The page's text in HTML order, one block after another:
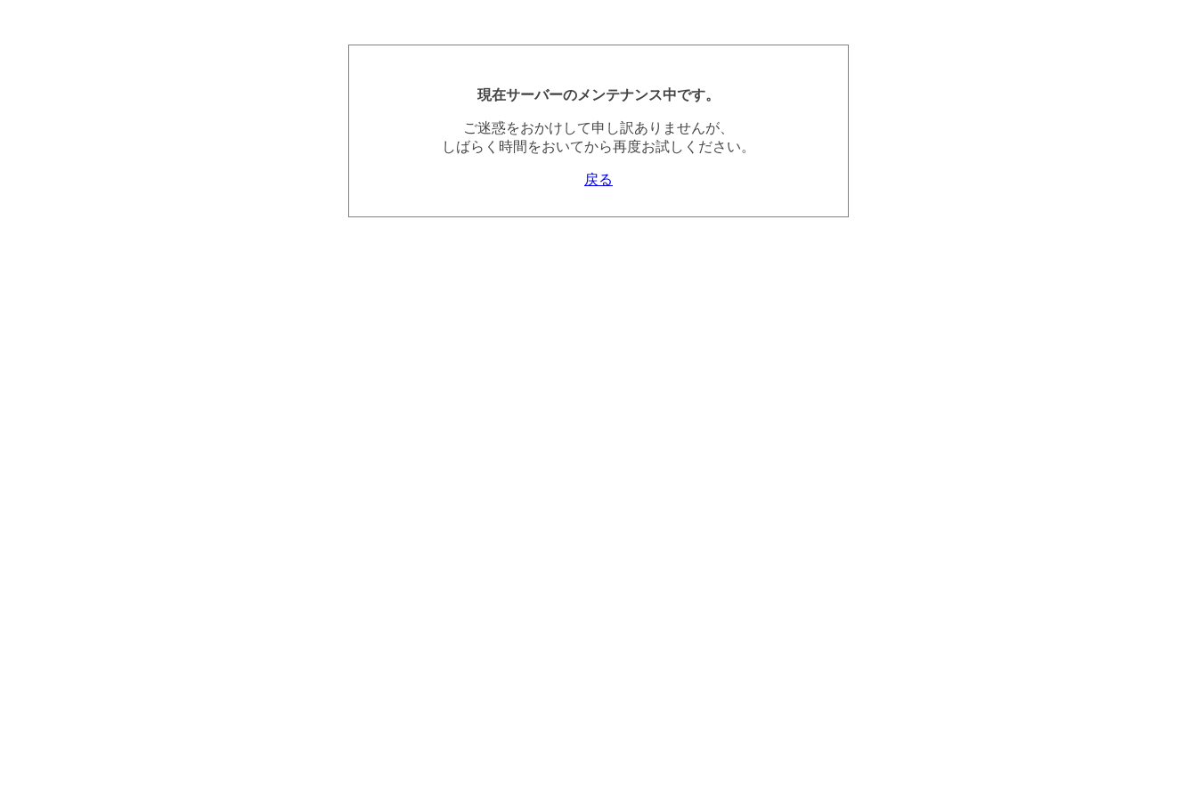
現在サーバーのメンテナンス中です。
ご迷惑をおかけして申し訳ありませんが、
しばらく時間をおいてから再度お試しください。
戻る